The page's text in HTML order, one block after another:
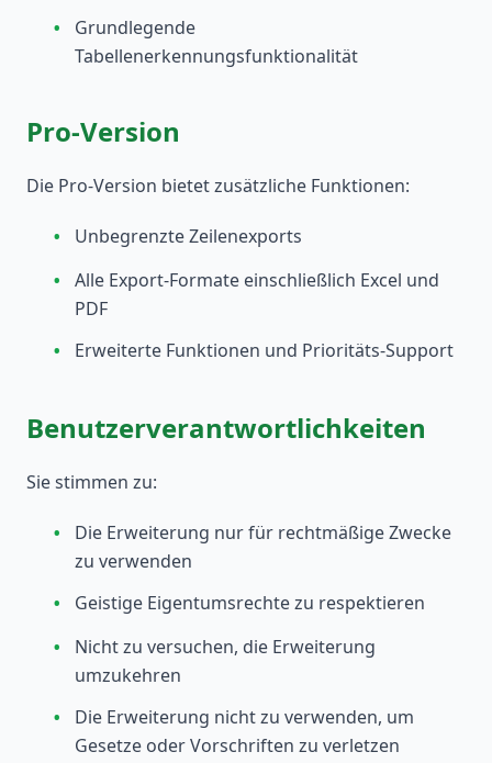
•
Grundlegende
Tabellenerkennungsfunktionalität
Pro-Version
Die Pro-Version bietet zusätzliche Funktionen:
• Unbegrenzte Zeilenexports
•
Alle Export-Formate einschließlich Excel und
PDF
• Erweiterte Funktionen und Prioritäts-Support
Benutzerverantwortlichkeiten
Sie stimmen zu:
•
Die Erweiterung nur für rechtmäßige Zwecke
zu verwenden
• Geistige Eigentumsrechte zu respektieren
•
Nicht zu versuchen, die Erweiterung
umzukehren
•
Die Erweiterung nicht zu verwenden, um
Gesetze oder Vorschriften zu verletzen